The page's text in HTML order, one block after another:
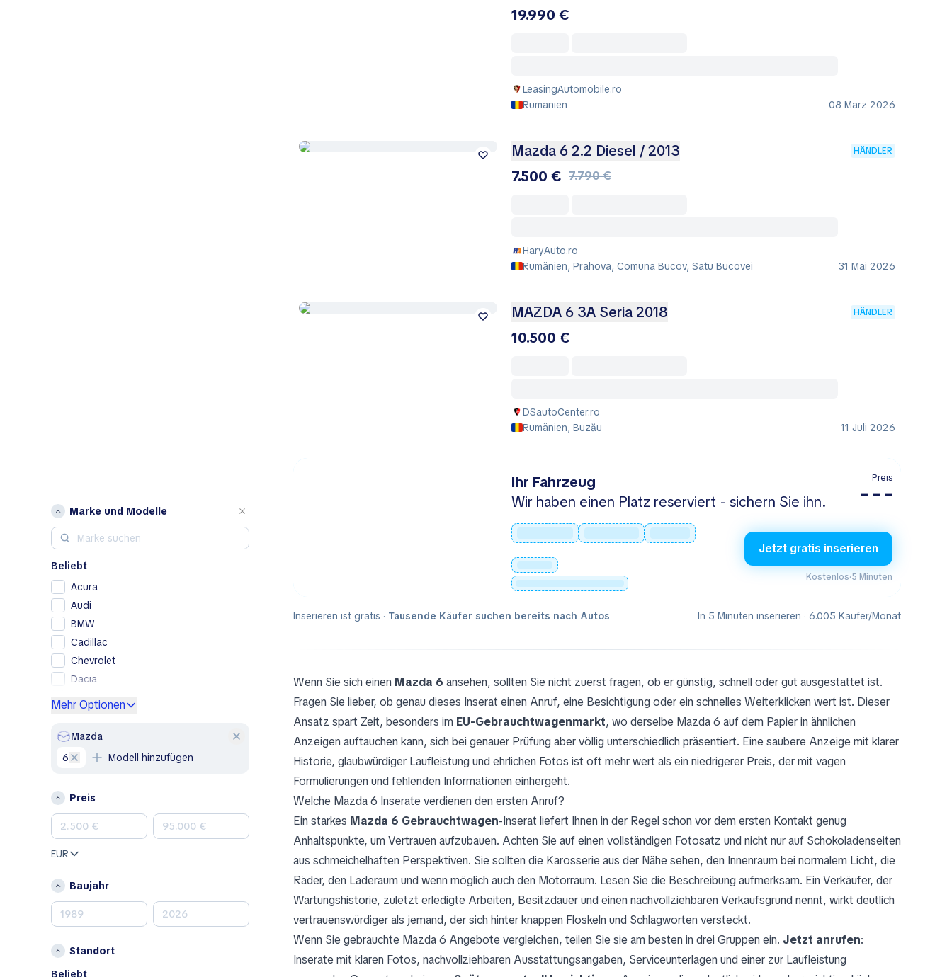
Marke und Modelle
Beliebt
Acura
Audi
BMW
Cadillac
Chevrolet
Dacia
GMC
Honda
Land Rover
Mercedes-Benz
MINI
Nissan
Peugeot
Porsche
Mehr Optionen
Mazda
6
Modell hinzufügen
Preis
EUR
Baujahr
Standort
Beliebt
19.990 €
LeasingAutomobile.ro
Rumänien
08 März 2026
Mazda 6 2.2 Diesel / 2013 HÄNDLER
7.500 € 7.790 €
HaryAuto.ro
Rumänien, Prahova, Comuna Bucov, Satu Bucovei
31 Mai 2026
MAZDA 6 3A Seria 2018 HÄNDLER
10.500 €
DSautoCenter.ro
Rumänien, Buzău
11 Juli 2026
Ihr Fahrzeug
Wir haben einen Platz reserviert - sichern Sie ihn.
Preis
– – –
Jetzt gratis inserieren
Kostenlos·5 Minuten
Inserieren ist gratis · Tausende Käufer suchen bereits nach Autos In 5 Minuten inserieren · 6.005 Käufer/Monat
Wenn Sie sich einen Mazda 6 ansehen, sollten Sie nicht zuerst fragen, ob er günstig, schnell oder gut ausgestattet ist.
Fragen Sie lieber, ob genau dieses Inserat einen Anruf, eine Besichtigung oder ein schnelles Weiterklicken wert ist. Dieser
Ansatz spart Zeit, besonders im EU-Gebrauchtwagenmarkt, wo derselbe Mazda 6 auf dem Papier in ähnlichen
Anzeigen auftauchen kann, sich bei genauer Prüfung aber völlig unterschiedlich präsentiert. Eine saubere Anzeige mit klarer
Historie, glaubwürdiger Laufleistung und ehrlichen Fotos ist oft mehr wert als ein niedrigerer Preis, der mit vagen
Formulierungen und fehlenden Informationen einhergeht.
Welche Mazda 6 Inserate verdienen den ersten Anruf?
Ein starkes Mazda 6 Gebrauchtwagen-Inserat liefert Ihnen in der Regel schon vor dem ersten Kontakt genug
Anhaltspunkte, um Vertrauen aufzubauen. Achten Sie auf einen vollständigen Fotosatz und nicht nur auf Schokoladenseiten
aus schmeichelhaften Perspektiven. Sie sollten die Karosserie aus der Nähe sehen, den Innenraum bei normalem Licht, die
Räder, den Laderaum und wenn möglich auch den Motorraum. Lesen Sie die Beschreibung aufmerksam. Ein Verkäufer, der
Wartungshistorie, zuletzt erledigte Arbeiten, Besitzdauer und einen nachvollziehbaren Verkaufsgrund nennt, wirkt deutlich
vertrauenswürdiger als jemand, der sich hinter knappen Floskeln und Schlagworten versteckt.
Wenn Sie gebrauchte Mazda 6 Angebote vergleichen, teilen Sie sie am besten in drei Gruppen ein. Jetzt anrufen:
Inserate mit klaren Fotos, nachvollziehbaren Ausstattungsangaben, Serviceunterlagen und einer zur Laufleistung